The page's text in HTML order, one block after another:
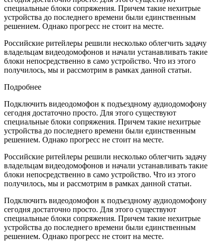
специальные блоки сопряжения. Причем такие нехитрые
устройства до последнего времени были единственным
решением. Однако прогресс не стоит на месте.
Российские ритейлеры решили несколько облегчить задачу
владельцам видеодомофонов и начали устанавливать такие
блоки непосредственно в само устройство. Что из этого
получилось, мы и рассмотрим в рамках данной статьи.
Подробнее
Подключить видеодомофон к подъездному аудиодомофону
сегодня достаточно просто. Для этого существуют
специальные блоки сопряжения. Причем такие нехитрые
устройства до последнего времени были единственным
решением. Однако прогресс не стоит на месте.
Российские ритейлеры решили несколько облегчить задачу
владельцам видеодомофонов и начали устанавливать такие
блоки непосредственно в само устройство. Что из этого
получилось, мы и рассмотрим в рамках данной статьи.
Подключить видеодомофон к подъездному аудиодомофону
сегодня достаточно просто. Для этого существуют
специальные блоки сопряжения. Причем такие нехитрые
устройства до последнего времени были единственным
решением. Однако прогресс не стоит на месте.